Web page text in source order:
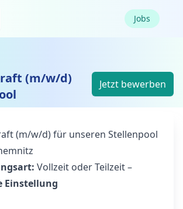
Jobs
(m/w/d)
Jetzt bewerben
(m/w/d) für unseren Stellenpool
Vollzeit oder Teilzeit –
Einstellung